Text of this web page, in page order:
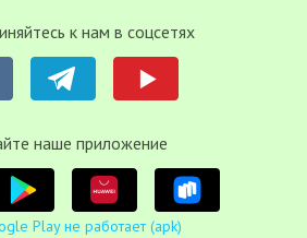
к нам в соцсетях
наше приложение
Play не работает (apk)